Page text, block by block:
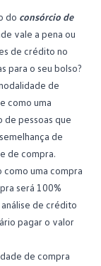
do consórcio de
vale a pena ou
de crédito no
para o seu bolso?
de
como uma
de pessoas que
de
de compra.
uma compra
será 100%
de crédito
pagar o valor
de compra